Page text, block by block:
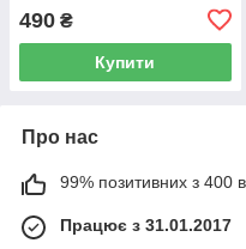
490 ₴
Купити
Про нас
99% позитивних з 400
Працює з 31.01.2017